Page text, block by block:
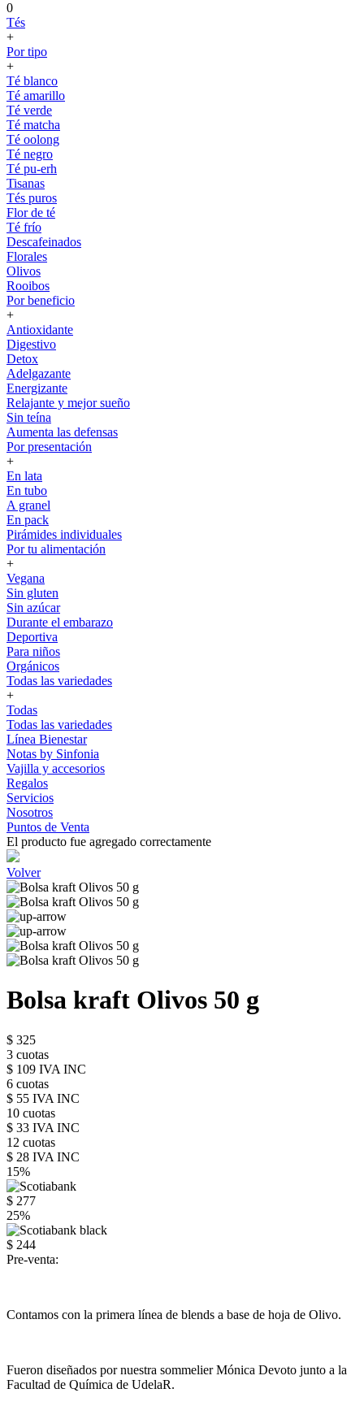
0
Tés
+
Por tipo
+
Té blanco
Té amarillo
Té verde
Té matcha
Té oolong
Té negro
Té pu-erh
Tisanas
Tés puros
Flor de té
Té frío
Descafeinados
Florales
Olivos
Rooibos
Por beneficio
+
Antioxidante
Digestivo
Detox
Adelgazante
Energizante
Relajante y mejor sueño
Sin teína
Aumenta las defensas
Por presentación
+
En lata
En tubo
A granel
En pack
Pirámides individuales
Por tu alimentación
+
Vegana
Sin gluten
Sin azúcar
Durante el embarazo
Deportiva
Para niños
Orgánicos
Todas las variedades
+
Todas
Todas las variedades
Línea Bienestar
Notas by Sinfonia
Vajilla y accesorios
Regalos
Servicios
Nosotros
Puntos de Venta
El producto fue agregado correctamente
Volver
Bolsa kraft Olivos 50 g
$ 325
3 cuotas
$ 109 IVA INC
6 cuotas
$ 55 IVA INC
10 cuotas
$ 33 IVA INC
12 cuotas
$ 28 IVA INC
15%
$ 277
25%
$ 244
Pre-venta:
Contamos con la primera línea de blends a base de hoja de Olivo.
Fueron diseñados por nuestra sommelier Mónica Devoto junto a la
Facultad de Química de UdelaR.